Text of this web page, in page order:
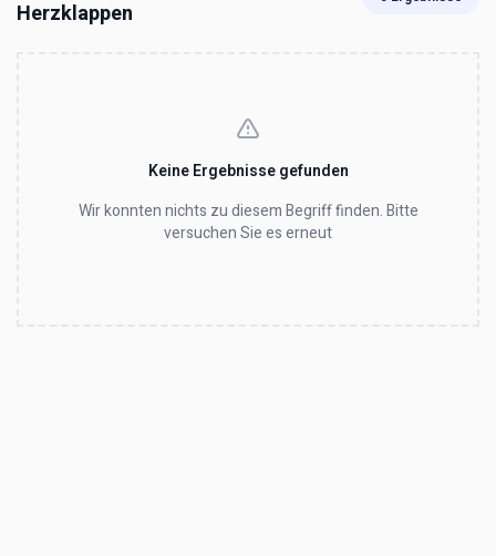
Herzklappen
Keine Ergebnisse gefunden
Wir konnten nichts zu diesem Begriff finden. Bitte
versuchen Sie es erneut